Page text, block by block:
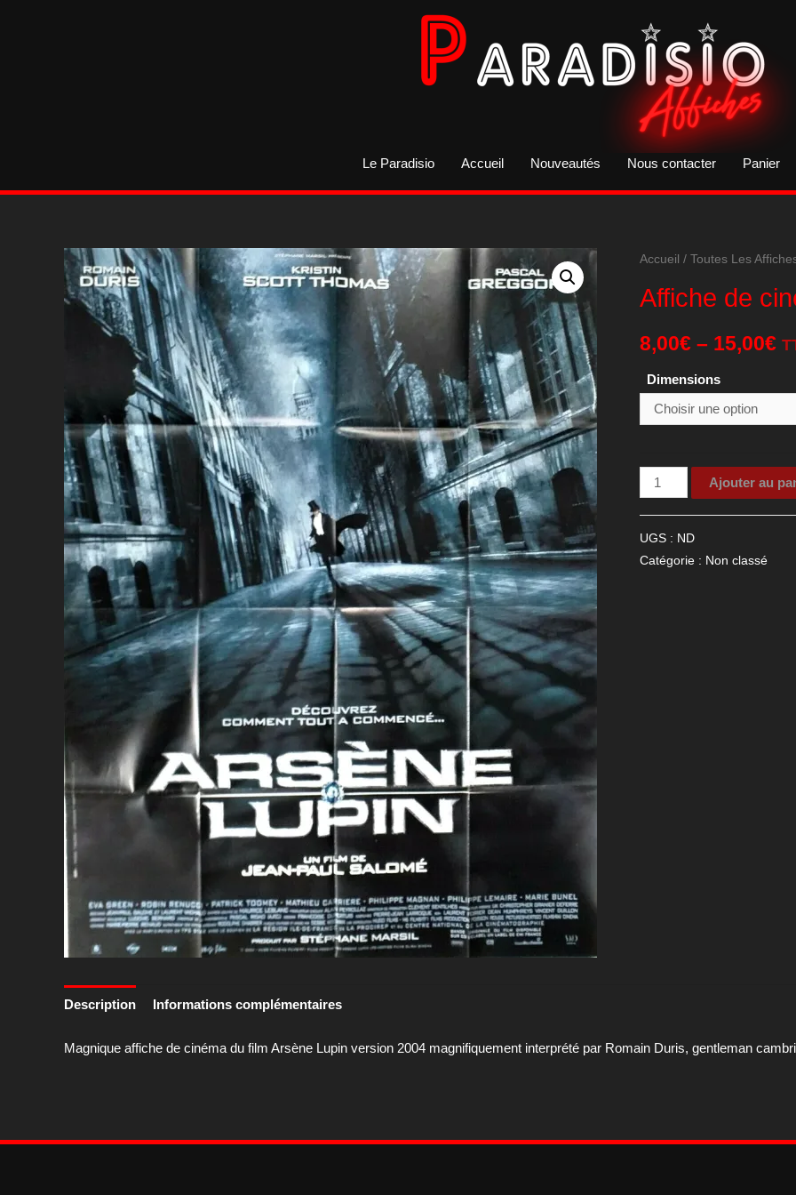
Le Paradisio Accueil Nouveautés Nous contacter Panier
Accueil / Toutes Les
Affiche de
8,00€ – 15,00€
Dimensions
quantité
de
Ajouter au
UGS : ND
Catégorie : Non classé
Description Informations complémentaires
Magnique affiche de cinéma du film Arsène Lupin version 2004 magnifiquement interprété par Romain Duris, gentleman